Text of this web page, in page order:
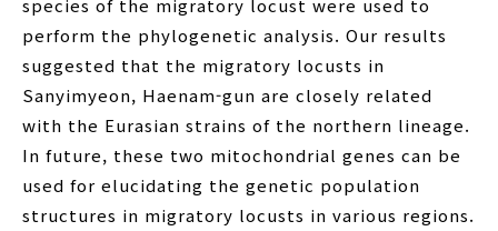
perform the phylogenetic analysis. Our results
suggested that the migratory locusts in
Sanyimyeon, Haenam-gun are closely related
with the Eurasian strains of the northern lineage.
In future, these two mitochondrial genes can be
used for elucidating the genetic population
structures in migratory locusts in various regions.